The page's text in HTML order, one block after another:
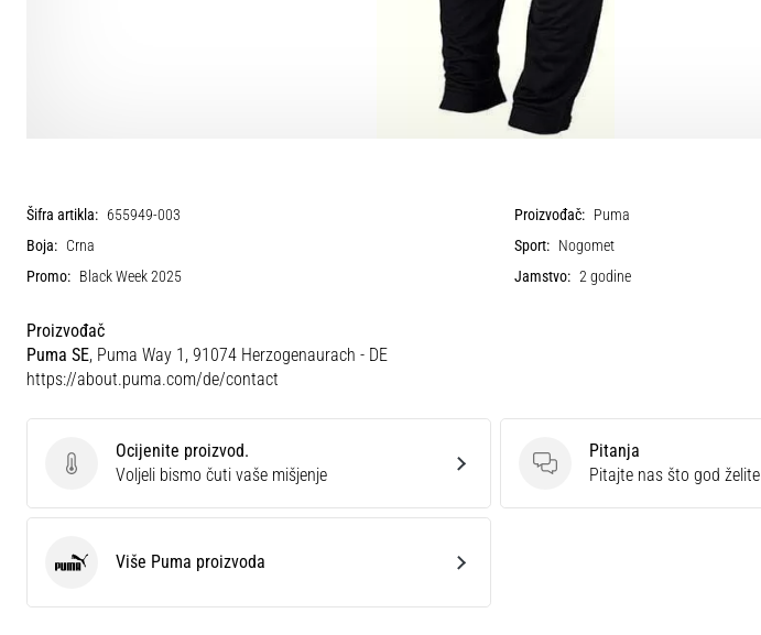
Šifra artikla: 655949-003 Proizvođač: Puma
Boja: Crna Sport: Nogomet
Promo: Black Week 2025 Jamstvo: 2 godine
Proizvođač
Puma SE, Puma Way 1, 91074 Herzogenaurach - DE
https://about.puma.com/de/contact
Ocijenite proizvod.
Ocijenite proizvod.
Voljeli bismo čuti vaše mišjenje
Pitanja
Pitanja
Pitajte nas što god želite
Puma Više Puma proizvoda